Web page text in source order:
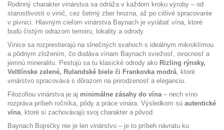
Rodinný charakter vinárstva sa odráža v každom kroku výroby – od
starostlivosti o vinič, cez šetrný zber hrozna, až po citlivé spracovanie
v pivnici. Hlavným cieľom vinárstva Baynach je vyrábať vína, ktoré
budú čistým odrazom terroiru, lokality a odrody.
Vinice sa rozprestierajú na slnečných svahoch s ideálnym mikroklímou
a pôdnym zložením, čo dodáva vínam Baynach sviežosť, ovocnosť a
jemnú mineralitu. Pestujú sa tu klasické odrody ako Rizling rýnsky,
Veltlínske zelené, Rulandské biele či Frankovka modrá, ktoré
vinárstvo spracováva s dôrazom na prirodzenosť a eleganciu.
Filozofiou vinárstva je aj minimálne zásahy do vína– nech víno
rozpráva príbeh ročníka, pôdy a práce vinára. Výsledkom sú autentické
vína, ktoré si zachovávajú svoj charakter a pôvod.
Baynach Bojničky nie je len vinárstvo – je to príbeh návratu ku